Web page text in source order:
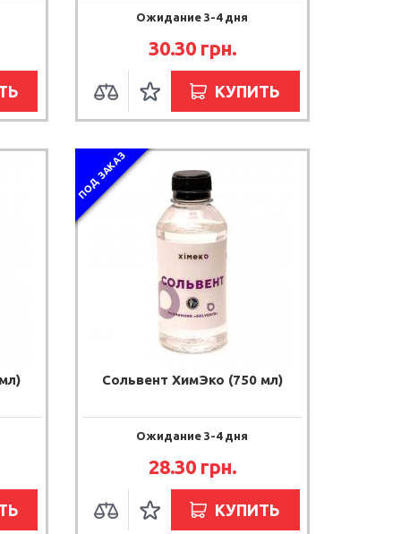
Ожидание 3-4 дня
30.30 грн.
КУПИТЬ
ПОД ЗАКАЗ
Сольвент ХимЭко (750 мл)
Ожидание 3-4 дня
28.30 грн.
КУПИТЬ